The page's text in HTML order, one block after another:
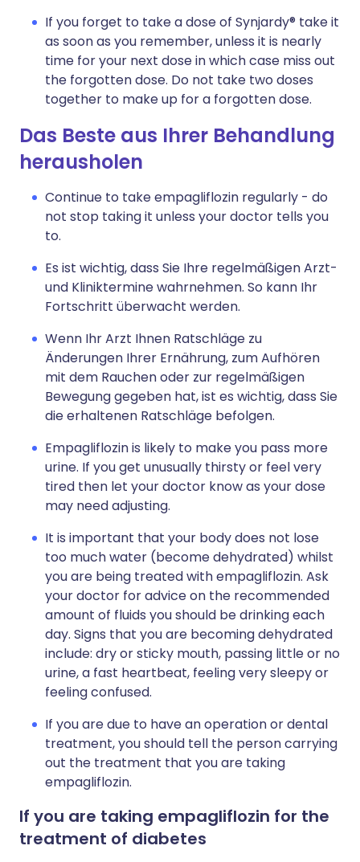
If you forget to take a dose of Synjardy® take it
as soon as you remember, unless it is nearly
time for your next dose in which case miss out
the forgotten dose. Do not take two doses
together to make up for a forgotten dose.
Das Beste aus Ihrer Behandlung
herausholen
Continue to take empagliflozin regularly - do
not stop taking it unless your doctor tells you
to.
Es ist wichtig, dass Sie Ihre regelmäßigen Arzt-
und Kliniktermine wahrnehmen. So kann Ihr
Fortschritt überwacht werden.
Wenn Ihr Arzt Ihnen Ratschläge zu
Änderungen Ihrer Ernährung, zum Aufhören
mit dem Rauchen oder zur regelmäßigen
Bewegung gegeben hat, ist es wichtig, dass Sie
die erhaltenen Ratschläge befolgen.
Empagliflozin is likely to make you pass more
urine. If you get unusually thirsty or feel very
tired then let your doctor know as your dose
may need adjusting.
It is important that your body does not lose
too much water (become dehydrated) whilst
you are being treated with empagliflozin. Ask
your doctor for advice on the recommended
amount of fluids you should be drinking each
day. Signs that you are becoming dehydrated
include: dry or sticky mouth, passing little or no
urine, a fast heartbeat, feeling very sleepy or
feeling confused.
If you are due to have an operation or dental
treatment, you should tell the person carrying
out the treatment that you are taking
empagliflozin.
If you are taking empagliflozin for the
treatment of diabetes